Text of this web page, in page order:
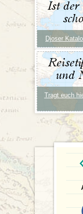
Ist der
Djoser
und
Tragt euch